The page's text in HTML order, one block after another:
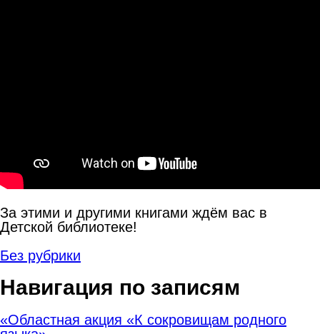
За этими и другими книгами ждём вас в
Детской библиотеке!
Без рубрики
Навигация по записям
«Областная акция «К сокровищам родного